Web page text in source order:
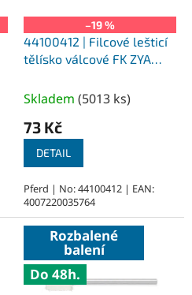
–19 %
44100412 | Filcové lešticí
tělísko válcové FK ZYA
tvrdé)
Skladem (5013 ks)
73 Kč
DETAIL
Pferd | No: 44100412 | EAN:
4007220035764
Rozbalené
balení
Do 48h.